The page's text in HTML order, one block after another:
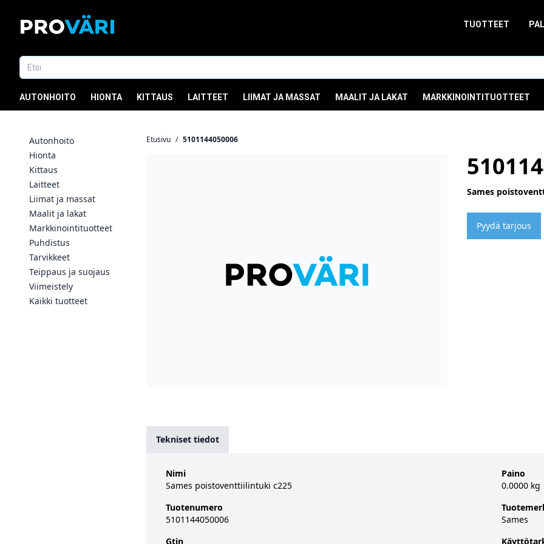
TUOTTEET
AUTONHOITO HIONTA KITTAUS LAITTEET LIIMAT JA MASSAT MAALIT JA LAKAT MARKKINOINTITUOTTEET
Autonhoito
Hionta
Kittaus
Laitteet
Liimat ja massat
Maalit ja lakat
Markkinointituotteet
Puhdistus
Tarvikkeet
Teippaus ja suojaus
Viimeistely
Kaikki tuotteet
Etusivu / 5101144050006
Sames
Pyydä tarjous
Tekniset tiedot
Nimi
Sames poistoventtiilintuki c225
Tuotenumero
5101144050006
Gtin
Paino
0.0000 kg
Sames